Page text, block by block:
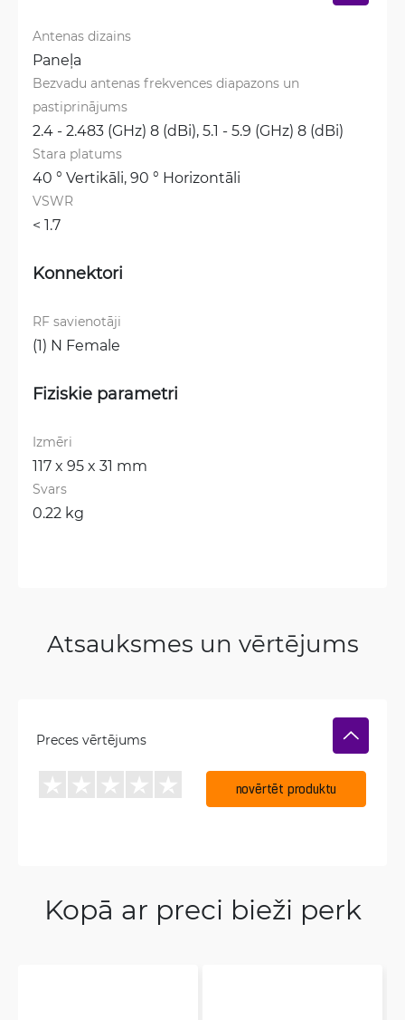
Antenas dizains
Paneļa
Bezvadu antenas frekvences diapazons un
pastiprinājums
2.4 - 2.483 (GHz) 8 (dBi), 5.1 - 5.9 (GHz) 8 (dBi)
Stara platums
40 ° Vertikāli, 90 ° Horizontāli
VSWR
< 1.7
Konnektori
RF savienotāji
(1) N Female
Fiziskie parametri
Izmēri
117 x 95 x 31 mm
Svars
0.22 kg
Atsauksmes un vērtējums
Preces vērtējums
novērtēt produktu
Kopā ar preci bieži perk